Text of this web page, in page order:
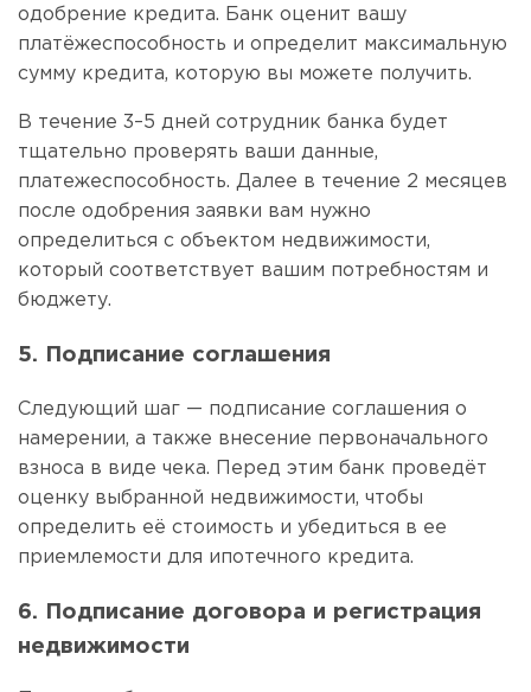
одобрение кредита. Банк оценит вашу
платёжеспособность и определит максимальную
сумму кредита, которую вы можете получить.
В течение 3–5 дней сотрудник банка будет
тщательно проверять ваши данные,
платежеспособность. Далее в течение 2 месяцев
после одобрения заявки вам нужно
определиться с объектом недвижимости,
который соответствует вашим потребностям и
бюджету.
5. Подписание соглашения
Следующий шаг — подписание соглашения о
намерении, а также внесение первоначального
взноса в виде чека. Перед этим банк проведёт
оценку выбранной недвижимости, чтобы
определить её стоимость и убедиться в ее
приемлемости для ипотечного кредита.
6. Подписание договора и регистрация
недвижимости